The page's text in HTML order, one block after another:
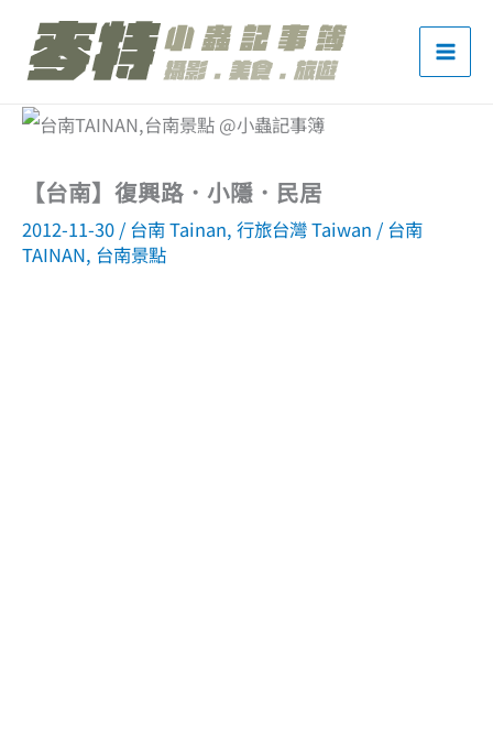
【台南】復興路．小隱．民居
2012-11-30 / 台南 Tainan, 行旅台灣 Taiwan / 台南
TAINAN, 台南景點